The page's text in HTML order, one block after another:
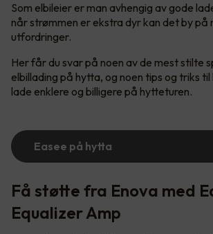
Som elbileier er man avhengig av gode
når strømmen er ekstra dyr kan det by på
utfordringer.
Her får du svar på noen av de mest stilte
elbillading på hytta, og noen tips og triks til
lade enklere og billigere på hytteturen.
Easee på hytta
Få støtte fra Enova med
Equalizer Amp